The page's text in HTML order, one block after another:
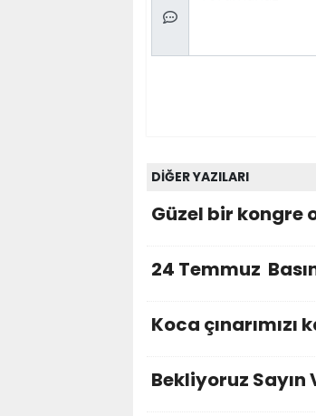
DİĞER YAZILARI
Güzel bir kongre
24 Temmuz
Koca
Bekliyoruz